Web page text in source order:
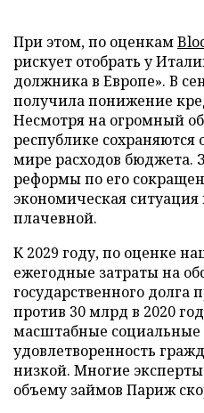
При этом, по оценкам
рискует отобрать у
должника в Европе». В
получила понижение
Несмотря на огромный
республике
мире расходов бюджета.
реформы по его
экономическая
плачевной.
К 2029 году, по оценке
ежегодные затраты на
государственного долга
против 30 млрд в 2020
масштабные
удовлетворенность
низкой. Многие
объему займов Париж